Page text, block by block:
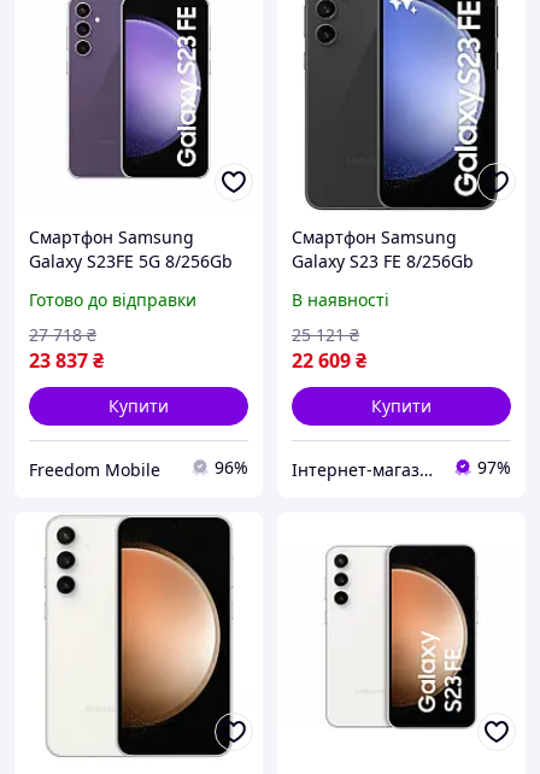
Смартфон Samsung
Galaxy S23FE 5G 8/256Gb
укр мови
Готово до відправки
23 837₴
27 718 ₴
Купити
Freedom Mobile 96%
Смартфон Samsung
Galaxy S23 FE 8/256Gb
(Global) [5G, NFC, 2 SIM]
В наявності
22 609₴
25 121 ₴
Купити
Інтернет-магазин "Гаджети" 97%